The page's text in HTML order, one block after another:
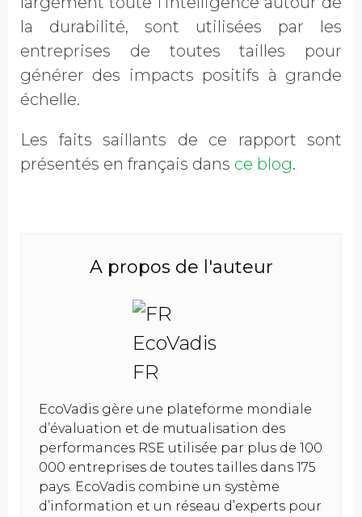
la durabilité, sont utilisées par les
entreprises de toutes tailles pour
générer des impacts positifs à grande
échelle.
Les faits saillants de ce rapport sont
présentés en français dans ce blog.
A propos de l'auteur
EcoVadis gère une plateforme mondiale
d’évaluation et de mutualisation des
performances RSE utilisée par plus de 100
000 entreprises de toutes tailles dans 175
pays. EcoVadis combine un système
d’information et un réseau d’experts pour